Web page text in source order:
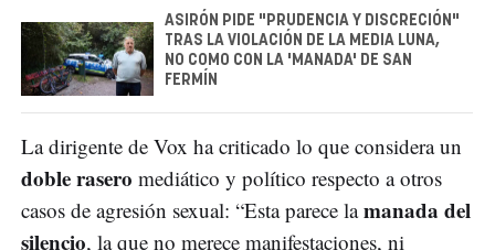
ASIRÓN PIDE "PRUDENCIA Y DISCRECIÓN"
TRAS LA VIOLACIÓN DE LA MEDIA LUNA,
NO COMO CON LA 'MANADA' DE SAN
FERMÍN
La dirigente de Vox ha criticado lo que considera un
doble rasero mediático y político respecto a otros
casos de agresión sexual: “Esta parece lamanada del
silencio, la que no merece manifestaciones, ni